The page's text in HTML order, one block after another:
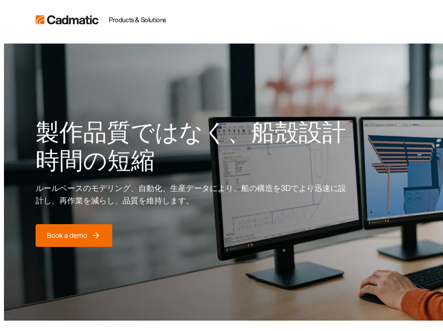
Cadmatic
Products & Solutions
製作品質ではなく、船殻設計
時間の短縮
ルールベースのモデリング、自動化、生産データにより、船の構造を3Dでより迅速に設
計し、再作業を減らし、品質を維持します。
Book a demo